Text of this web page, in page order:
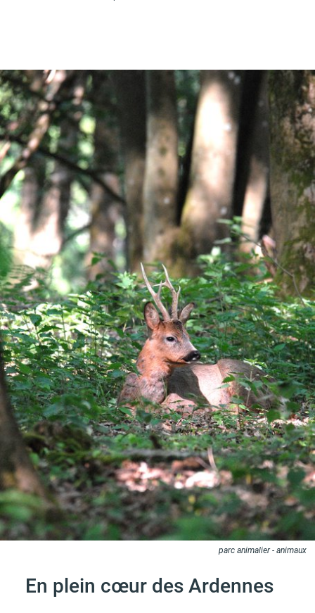
Demande de panneaux
électroniques
Offres d'emploi
Pré-déclarer un sinistre Mon logement sécurisé
parc animalier - animaux
En plein cœur des Ardennes